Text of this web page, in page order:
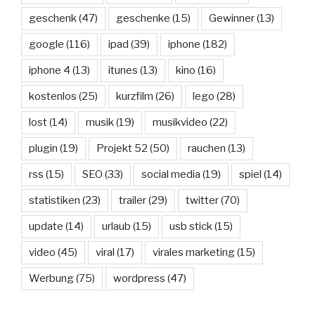
geschenk(47) geschenke (15) Gewinner(13)
google (116) ipad (39) iphone (182)
iphone 4 (13) itunes (13) kino (16)
kostenlos (25) kurzfilm (26) lego (28)
lost(14) musik(19) musikvideo (22)
plugin (19) Projekt 52 (50) rauchen (13)
rss (15) SEO (33) social media (19) spiel (14)
statistiken (23) trailer(29) twitter(70)
update (14) urlaub (15) usb stick(15)
video (45) viral (17) virales marketing(15)
Werbung(75) wordpress (47)